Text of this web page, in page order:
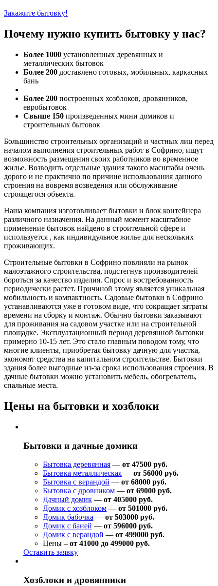
Закажите бытовку!
Почему нужно купить бытовку у нас?
Более 1000 установленных деревянных и
металлических бытовок
Более 200 доставлено готовых, мобильных, каркасных
бань
Более 200 построенных хозблоков, дровянников,
евробытовок
Свыше 150 произведенных мини домиков и
строительных бытовок
Большинство строительных организаций и частных лиц перед
началом выполнения строительных работ в Софрино, ищут
возможность размещения своих работников во временное
жилье. Возводить отдельные здания такого масштабы очень
дорого и не практично по причине использования данного
строения на вовремя возведения или обслуживание
строящегося объекта.
Наша компания изготовливает бытовки и блок контейнера
различного назначения. На данный момент масштабное
применение бытовок найдено в строительной сфере и
используется , как индивидульное жилье для нескольких
проживающих.
Строительные бытовки в Софрино повлияли на рынок
малоэтажного строительства, подстегнув производителей
бороться за качество изделия. Спрос и востребованность
периодически растет. Причиной этому является уникальная
мобильность и компактность. Садовые бытовки в Софрино
устанавливаются уже в готовом виде, что сокращает затраты
времени на сборку и монтаж. Обычно бытовки заказывают
для проживания на садовом участке или на строительной
площадке. Эксплуатационный период деревянной бытовки
примерно 10-15 лет. Это стало главным поводом тому, что
многие клиенты, приобретая бытовку дачную для участка,
экономят средства на капитальном строительстве. Бытовки
здания более выгодные из-за срока использования строения. В
дачные бытовки можно установить мебель, обогреватель,
спальные места.
Цены на бытовки и хозблоки
Бытовки и дачные домики
Бытовка деревянная — от 47500 руб.
Бытовка металлическая — от 56000 руб.
Бытовка с верандой — от 68000 руб.
Бытовка с дровником — от 69000 руб.
Дачный домик — от 405000 руб.
Домик с хозблоком — от 501000 руб.
Домик бабочка — от 503000 руб.
Домик с баней — от 596000 руб.
Домик с верандой — от 499000 руб.
Цены – от 41000 до 499000 руб.
Оставить заявку
Хозблоки и дровянники